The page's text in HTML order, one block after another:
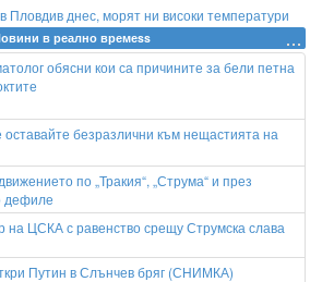
Пловдив днес, морят ни високи температури
в реално времеss
обясни кои са причините за бели петна
безразлични към нещастията на
по „Тракия“, „Струма“ и през
дефиле
на ЦСКА с равенство срещу Струмска слава
Путин в Слънчев бряг (СНИМКА)